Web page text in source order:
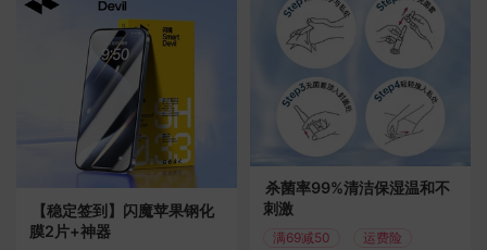
【稳定签到】闪魔苹果钢化
膜2片+神器
杀菌率99%清洁保湿温和不
刺激
满69减50 运费险